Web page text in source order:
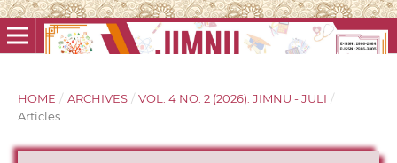
HOME / ARCHIVES / VOL. 4 NO. 2 (2026): JIMNU - JULI /
Articles